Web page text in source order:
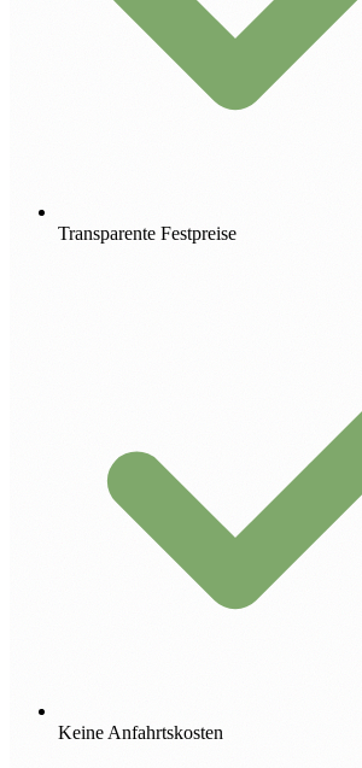
Transparente Festpreise
Keine Anfahrtskosten